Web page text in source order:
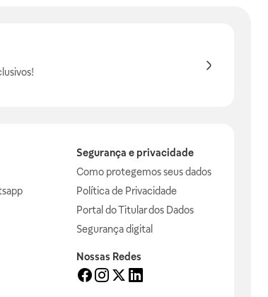
Segurança e privacidade
Como protegemos seus dados
Política de Privacidade
Portal do Titular dos Dados
Segurança digital
Nossas Redes